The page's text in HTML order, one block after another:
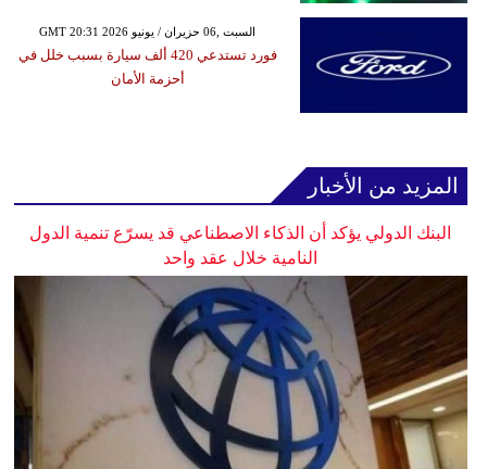
GMT 20:31 2026 السبت ,06 حزيران / يونيو
فورد تستدعي 420 ألف سيارة بسبب خلل في
أحزمة الأمان
المزيد من الأخبار
البنك الدولي يؤكد أن الذكاء الاصطناعي قد يسرّع تنمية الدول
النامية خلال عقد واحد